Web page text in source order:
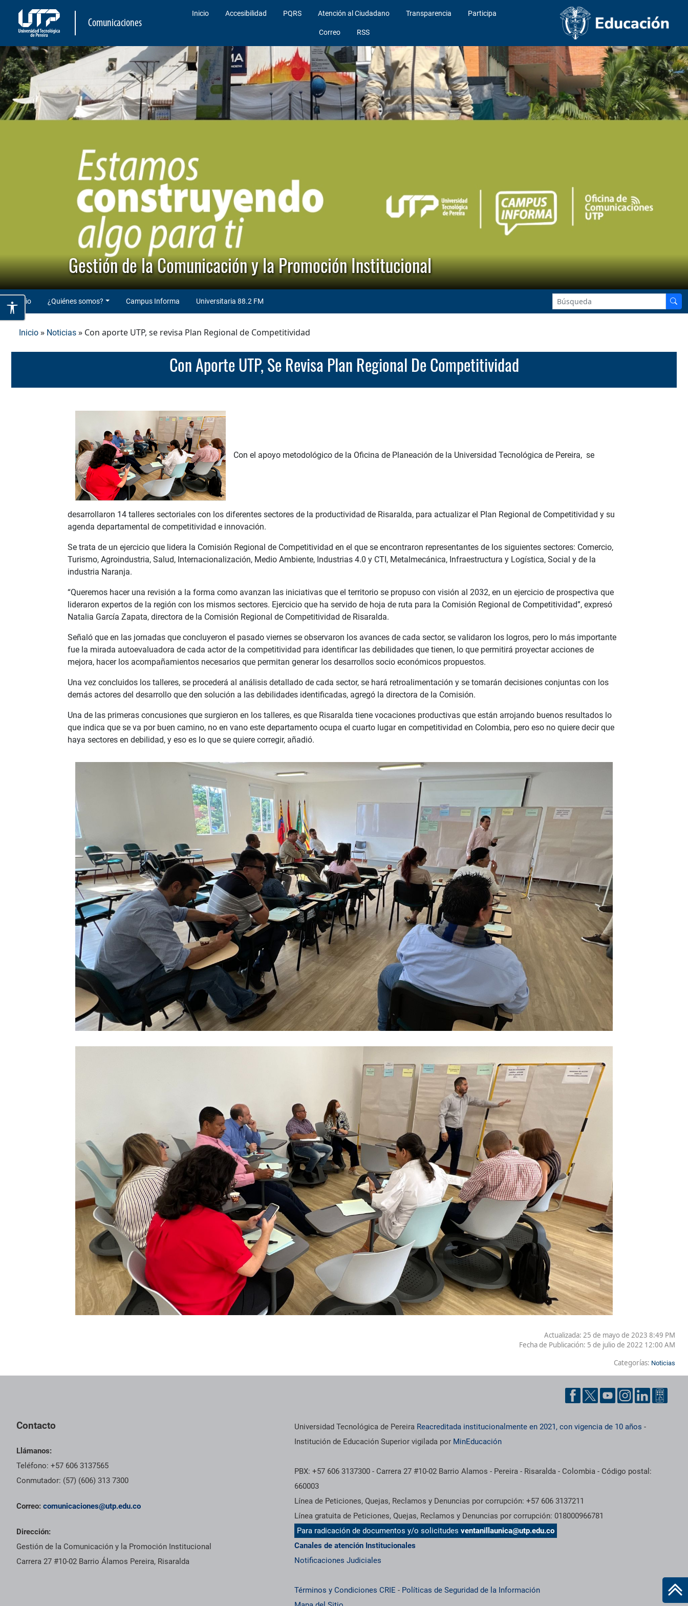
Comunicaciones
Inicio Accesibilidad PQRS Atención al Ciudadano Transparencia Participa
Correo RSS
Gestión de la Comunicación y la Promoción Institucional
Inicio ¿Quiénes somos? Campus Informa Universitaria 88.2 FM
Inicio » Noticias » Con aporte UTP, se revisa Plan Regional de Competitividad
Con Aporte UTP, Se Revisa Plan Regional De Competitividad
Con el apoyo metodológico de la Oficina de Planeación de la Universidad Tecnológica de Pereira, se
desarrollaron 14 talleres sectoriales con los diferentes sectores de la productividad de Risaralda, para actualizar el Plan Regional de Competitividad y su
agenda departamental de competitividad e innovación.
Se trata de un ejercicio que lidera la Comisión Regional de Competitividad en el que se encontraron representantes de los siguientes sectores: Comercio,
Turismo, Agroindustria, Salud, Internacionalización, Medio Ambiente, Industrias 4.0 y CTI, Metalmecánica, Infraestructura y Logística, Social y de la
industria Naranja.
“Queremos hacer una revisión a la forma como avanzan las iniciativas que el territorio se propuso con visión al 2032, en un ejercicio de prospectiva que
lideraron expertos de la región con los mismos sectores. Ejercicio que ha servido de hoja de ruta para la Comisión Regional de Competitividad”, expresó
Natalia García Zapata, directora de la Comisión Regional de Competitividad de Risaralda.
Señaló que en las jornadas que concluyeron el pasado viernes se observaron los avances de cada sector, se validaron los logros, pero lo más importante
fue la mirada autoevaluadora de cada actor de la competitividad para identificar las debilidades que tienen, lo que permitirá proyectar acciones de
mejora, hacer los acompañamientos necesarios que permitan generar los desarrollos socio económicos propuestos.
Una vez concluidos los talleres, se procederá al análisis detallado de cada sector, se hará retroalimentación y se tomarán decisiones conjuntas con los
demás actores del desarrollo que den solución a las debilidades identificadas, agregó la directora de la Comisión.
Una de las primeras concusiones que surgieron en los talleres, es que Risaralda tiene vocaciones productivas que están arrojando buenos resultados lo
que indica que se va por buen camino, no en vano este departamento ocupa el cuarto lugar en competitividad en Colombia, pero eso no quiere decir que
haya sectores en debilidad, y eso es lo que se quiere corregir, añadió.
Actualizada: 25 de mayo de 2023 8:49 PM
Fecha de Publicación: 5 de julio de 2022 12:00 AM
Categorías: Noticias
Contacto
Llámanos:
Teléfono: +57 606 3137565
Conmutador: (57) (606) 313 7300
Correo: comunicaciones@utp.edu.co
Dirección:
Gestión de la Comunicación y la Promoción Institucional
Carrera 27 #10-02 Barrio Álamos Pereira, Risaralda
Universidad Tecnológica de Pereira Reacreditada institucionalmente en 2021, con vigencia de 10 años -
Institución de Educación Superior vigilada por MinEducación
PBX: +57 606 3137300 - Carrera 27 #10-02 Barrio Alamos - Pereira - Risaralda - Colombia - Código postal:
660003
Línea de Peticiones, Quejas, Reclamos y Denuncias por corrupción: +57 606 3137211
Línea gratuita de Peticiones, Quejas, Reclamos y Denuncias por corrupción: 018000966781
Para radicación de documentos y/o solicitudesventanillaunica@utp.edu.co
Canales de atención Institucionales
Notificaciones Judiciales
Términos y Condiciones CRIE - Políticas de Seguridad de la Información